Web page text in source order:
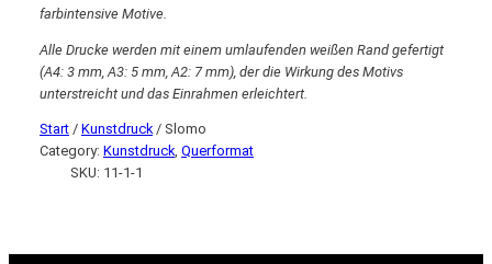
farbintensive Motive.
Alle Drucke werden mit einem umlaufenden weißen Rand gefertigt
(A4: 3 mm, A3: 5 mm, A2: 7 mm), der die Wirkung des Motivs
unterstreicht und das Einrahmen erleichtert.
Start / Kunstdruck/ Slomo
Category: Kunstdruck, Querformat
SKU: 11-1-1